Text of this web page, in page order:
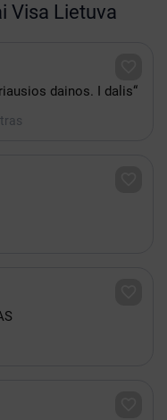
Visa Lietuva
dainos. I dalis“